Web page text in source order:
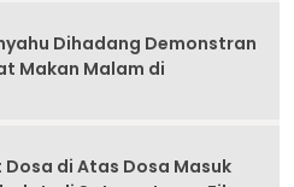
Dihadang Demonstran
Makan Malam di
di Atas Dosa Masuk